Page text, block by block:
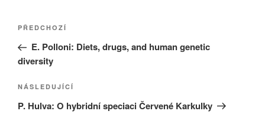
Navigace
příspěvek
Předchozí
příspěvek
PŘEDCHOZÍ
E. Polloni: Diets, drugs, and human genetic
diversity
Následující
příspěvek
NÁSLEDUJÍCÍ
P. Hulva: O hybridní speciaci Červené Karkulky